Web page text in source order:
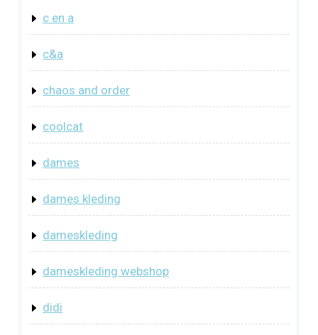
c en a
c&a
chaos and order
coolcat
dames
dames kleding
dameskleding
dameskleding webshop
didi